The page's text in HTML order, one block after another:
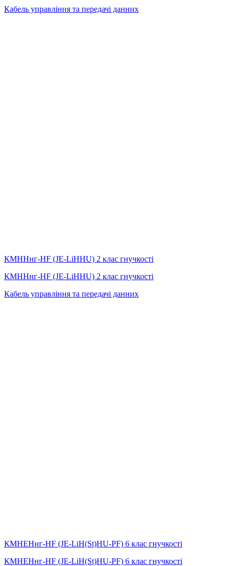
Кабель управління та передачі данних
КМННнг-HF (JE-LiHНU) 2 клас гнучкості
КМННнг-HF (JE-LiHНU) 2 клас гнучкості
Кабель управління та передачі данних
КМНЕНнг-HF (JE-LiH(St)НU-PF) 6 клас гнучкості
КМНЕНнг-HF (JE-LiH(St)НU-PF) 6 клас гнучкості